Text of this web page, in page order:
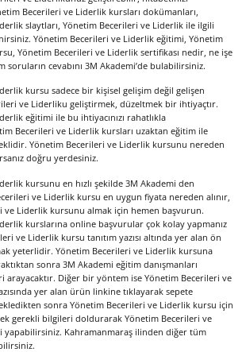
Becerileri ve Liderlik kursları dokümanları,
slaytları, Yönetim Becerileri ve Liderlik ile ilgili
Yönetim Becerileri ve Liderlik eğitimi, Yönetim
Yönetim Becerileri ve Liderlik sertifikası nedir, ne işe
cevabını 3M Akademi’de bulabilirsiniz.
kursu sadece bir kişisel gelişim değil gelişen
ve Liderliku geliştirmek, düzeltmek bir ihtiyaçtır.
eğitimi ile bu ihtiyacınızı rahatlıkla
Becerileri ve Liderlik kursları uzaktan eğitim ile
Yönetim Becerileri ve Liderlik kursunu nereden
doğru yerdesiniz.
kursunu en hızlı şekilde 3M Akademi den
ve Liderlik kursu en uygun fiyata nereden alınır,
ve Liderlik kursunu almak için hemen başvurun.
kurslarına online başvurular çok kolay yapmanız
ve Liderlik kursu tanıtım yazısı altında yer alan ön
yeterlidir. Yönetim Becerileri ve Liderlik kursuna
sonra 3M Akademi eğitim danışmanları
arayacaktır. Diğer bir yöntem ise Yönetim Becerileri ve
yer alan ürün linkine tıklayarak sepete
sonra Yönetim Becerileri ve Liderlik kursu için
gerekli bilgileri doldurarak Yönetim Becerileri ve
yapabilirsiniz. Kahramanmaraş ilinden diğer tüm